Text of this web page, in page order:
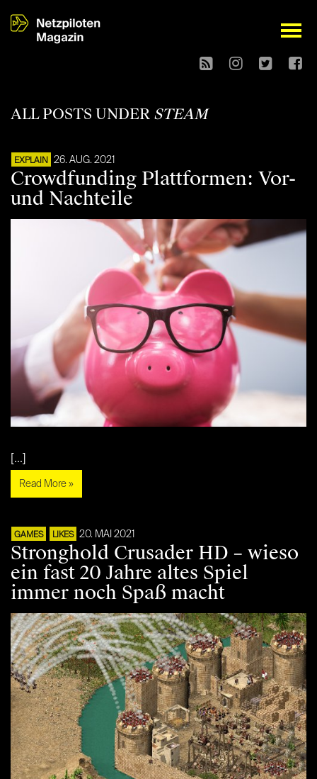
open
ALL POSTS UNDER STEAM
EXPLAIN 26. AUG. 2021
Crowdfunding Plattformen: Vor-
und Nachteile
[...]
Read More »
GAMES LIKES 20. MAI 2021
Stronghold Crusader HD – wieso
ein fast 20 Jahre altes Spiel
immer noch Spaß macht